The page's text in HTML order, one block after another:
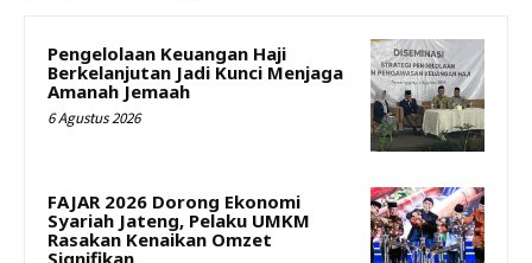
Pengelolaan Keuangan Haji
Berkelanjutan Jadi Kunci Menjaga
Amanah Jemaah
6 Agustus 2026
FAJAR 2026 Dorong Ekonomi
Syariah Jateng, Pelaku UMKM
Rasakan Kenaikan Omzet